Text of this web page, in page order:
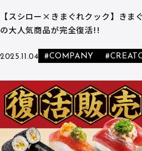
【スシロー×きまぐれクック】きま
の大人気商品が完全復活!!
2025.11.04 #COMPANY